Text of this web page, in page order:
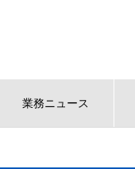
業務ニュース